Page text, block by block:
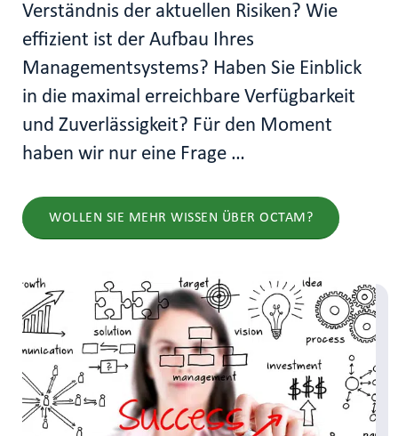
Verständnis der aktuellen Risiken? Wie
effizient ist der Aufbau Ihres
Managementsystems? Haben Sie Einblick
in die maximal erreichbare Verfügbarkeit
und Zuverlässigkeit? Für den Moment
haben wir nur eine Frage …
WOLLEN SIE MEHR WISSEN ÜBER OCTAM?